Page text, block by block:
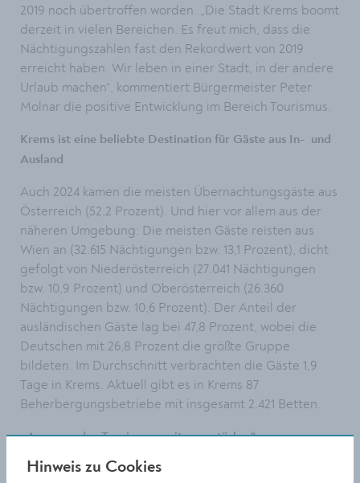
2019 noch übertroffen worden. „Die Stadt Krems boomt
derzeit in vielen Bereichen. Es freut mich, dass die
Nächtigungszahlen fast den Rekordwert von 2019
erreicht haben. Wir leben in einer Stadt, in der andere
Urlaub machen“, kommentiert Bürgermeister Peter
Molnar die positive Entwicklung im Bereich Tourismus.
Krems ist eine beliebte Destination für Gäste aus In- und
Ausland
Auch 2024 kamen die meisten Übernachtungsgäste aus
Österreich (52,2 Prozent). Und hier vor allem aus der
näheren Umgebung: Die meisten Gäste reisten aus
Wien an (32.615 Nächtigungen bzw. 13,1 Prozent), dicht
gefolgt von Niederösterreich (27.041 Nächtigungen
bzw. 10,9 Prozent) und Oberösterreich (26.360
Nächtigungen bzw. 10,6 Prozent). Der Anteil der
ausländischen Gäste lag bei 47,8 Prozent, wobei die
Deutschen mit 26,8 Prozent die größte Gruppe
bildeten. Im Durchschnitt verbrachten die Gäste 1,9
Tage in Krems. Aktuell gibt es in Krems 87
Beherbergungsbetriebe mit insgesamt 2.421 Betten.
„Ansporn, den Tourismus weiter zu stärken“
„Die erneute Steigerung der Nächtigungszahlen zeigt,
dass Krems als Tourismusdestination weiter an
Hinweis zu Cookies